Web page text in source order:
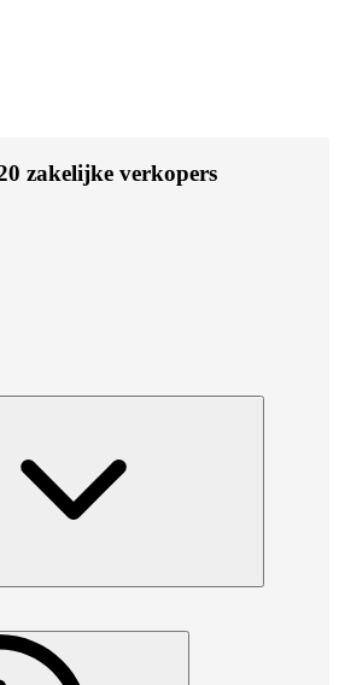
zakelijke verkopers